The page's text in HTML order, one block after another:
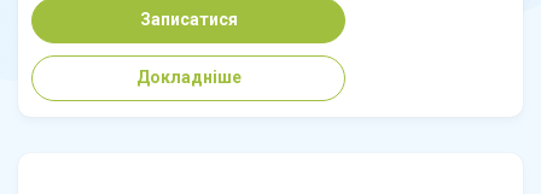
Записатися
Докладніше